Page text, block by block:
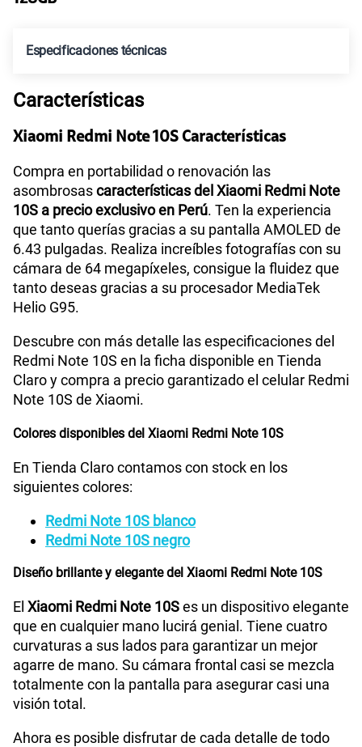
Especificaciones técnicas
Tecnología de Pantalla
Procesador MediaTek Helio G95
Tamaño de Pantalla 6.43"
Cámara de fotos Principal 64MP + 8MP + 2MP
Cámara de fotos Frontal 13MP
Capacidad Memoria Externa
Capacidad Memoria Interna
Capacidad Memoria RAM 6GB
Lector de Huella Si
Características
Xiaomi Redmi Note 10S Características
Compra en portabilidad o renovación las
asombrosascaracterísticas del Xiaomi Redmi Note
10S a precio exclusivo en Perú. Ten la experiencia
que tanto querías gracias a su pantalla AMOLED de
6.43 pulgadas. Realiza increíbles fotografías con su
cámara de 64 megapíxeles, consigue la fluidez que
tanto deseas gracias a su procesador MediaTek
Helio G95.
Descubre con más detalle las especificaciones del
Redmi Note 10S en la ficha disponible en Tienda
Claro y compra a precio garantizado el celular Redmi
Note 10S de Xiaomi.
Colores disponibles del Xiaomi Redmi Note 10S
En Tienda Claro contamos con stock en los
siguientes colores:
Redmi Note 10S blanco
Redmi Note 10S negro
Diseño brillante y elegante del Xiaomi Redmi Note 10S
El Xiaomi Redmi Note 10Ses un dispositivo elegante
que en cualquier mano lucirá genial. Tiene cuatro
curvaturas a sus lados para garantizar un mejor
agarre de mano. Su cámara frontal casi se mezcla
totalmente con la pantalla para asegurar casi una
visión total.
Ahora es posible disfrutar de cada detalle de todo